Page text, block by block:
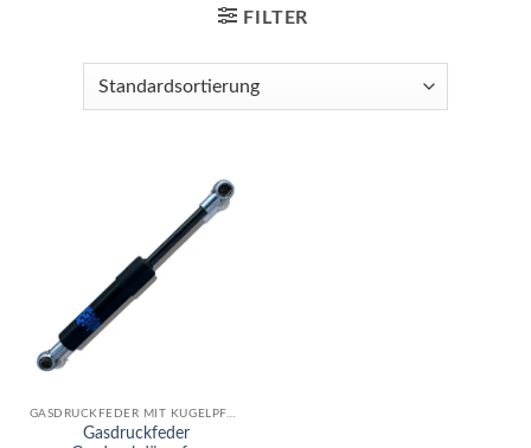
FILTER
GASDRUCKFEDER MIT KUGELPFANNE
Gasdruckfeder